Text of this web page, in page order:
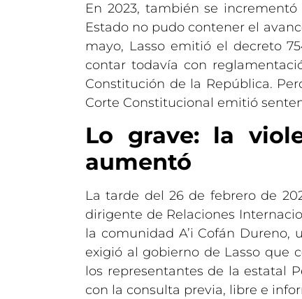
En 2023, también se
Estado no pudo contener el
mayo, Lasso emitió el decreto
contar todavía con
Constitución de la República.
Corte Constitucional emitió
Lo grave: la
aumentó
La tarde del 26 de febrero de
dirigente de Relaciones
la comunidad A’i Cofán
exigió al gobierno de Lasso que
los representantes de la estatal
con la consulta previa, libre e